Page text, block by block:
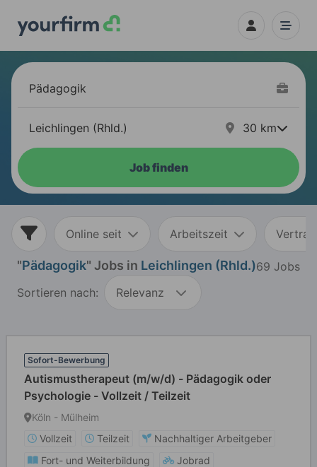
30 km
Job finden
Online seit Arbeitszeit
"Pädagogik" Jobs in Leichlingen (Rhld.)69 Jobs
Sortieren nach:
Relevanz
Sofort-Bewerbung
Autismustherapeut (m/w/d) - Pädagogik oder
Psychologie - Vollzeit / Teilzeit
Köln - Mülheim
Vollzeit
Teilzeit
Nachhaltiger Arbeitgeber
Fort- und Weiterbildung
Jobrad